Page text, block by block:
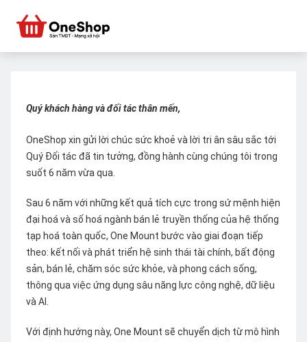
Quý khách hàng và đối tác thân mến,
OneShop xin gửi lời chúc sức khoẻ và lời tri ân sâu sắc tới
Quý Đối tác đã tin tưởng, đồng hành cùng chúng tôi trong
suốt 6 năm vừa qua.
Sau 6 năm với những kết quả tích cực trong sứ mệnh hiện
đại hoá và số hoá ngành bán lẻ truyền thống của hệ thống
tạp hoá toàn quốc, One Mount bước vào giai đoạn tiếp
theo: kết nối và phát triển hệ sinh thái tài chính, bất động
sản, bán lẻ, chăm sóc sức khỏe, và phong cách sống,
thông qua việc ứng dụng sâu năng lực công nghệ, dữ liệu
và AI.
Với định hướng này, One Mount sẽ chuyển dịch từ mô hình